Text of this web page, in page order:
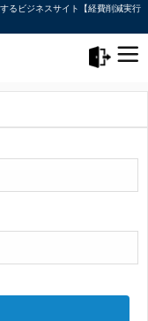
るビジネスサイト【経費削減実行